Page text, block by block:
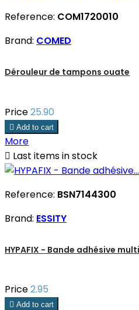
Reference: COM1720010
Brand: COMED
Dérouleur de tampons ouate
Price25.90
 Add to cart
More
 Last items in stock
Reference: BSN7144300
Brand: ESSITY
HYPAFIX - Bande adhésive
Price2.95
 Add to cart